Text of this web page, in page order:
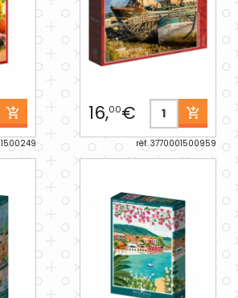
16,00€
réf. 3770001500959